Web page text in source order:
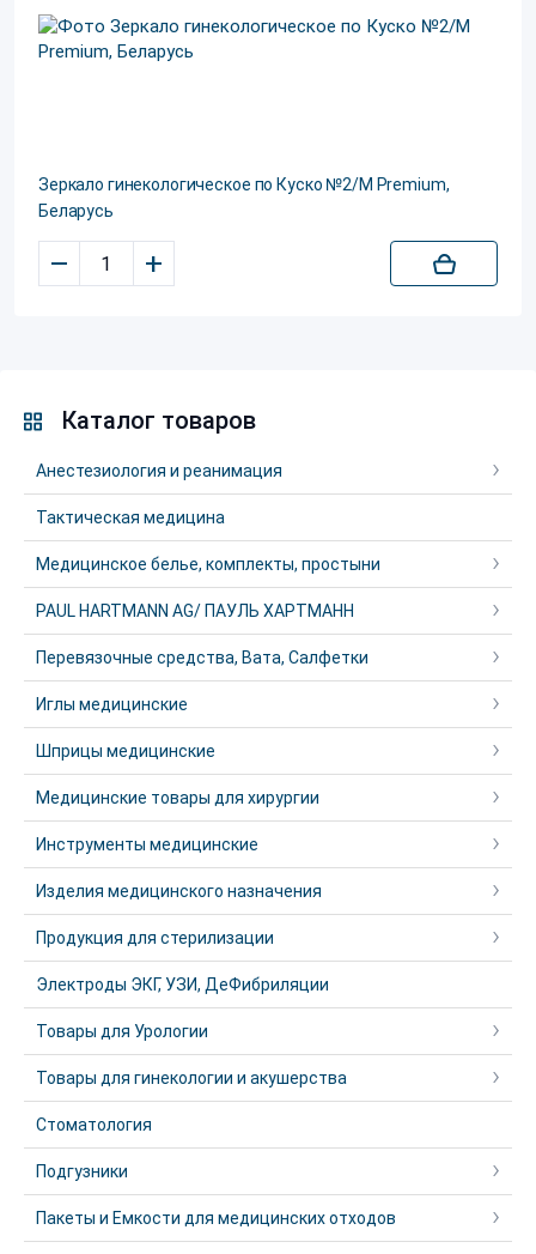
Зеркало гинекологическое по Куско №2/M Premium,
Беларусь
– +
Каталог товаров
Анестезиология и реанимация
Тактическая медицина
Медицинское белье, комплекты, простыни
PAUL HARTMANN AG/ ПАУЛЬ ХАРТМАНН
Перевязочные средства, Вата, Салфетки
Иглы медицинские
Шприцы медицинские
Медицинские товары для хирургии
Инструменты медицинские
Изделия медицинского назначения
Продукция для стерилизации
Электроды ЭКГ, УЗИ, ДеФибриляции
Товары для Урологии
Товары для гинекологии и акушерства
Стоматология
Подгузники
Пакеты и Емкости для медицинских отходов